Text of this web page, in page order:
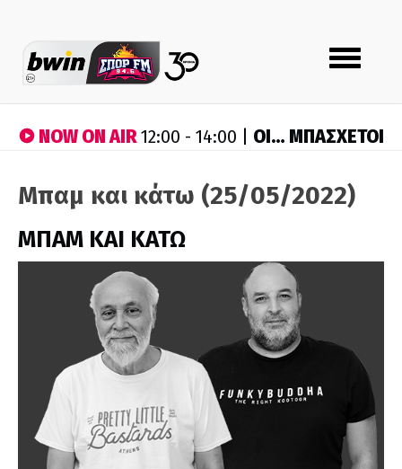
Toggle
navigation
NOW ON AIR12:00 - 14:00 | ΟΙ… ΜΠΑΣΧΕΤΟΙ
Μπαμ και κάτω (25/05/2022)
ΜΠΑΜ ΚΑΙ ΚΑΤΩ